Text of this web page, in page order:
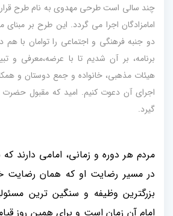
چند سالی است طرحی مهدوی به نام طرح
امامزادگان اجرا می گردد. این طرح بر
دو جنبه فرهنگی و اجتماعی را توامان با هم
برنامه، بر آن شدیم تا با عرضه،معرفی و
هیئات مذهبی، خانواده و جمع دوستان و
اجرای آن دعوت کنیم. امید که مقبول حضرت
گیرد.
مردم هر دوره و زمانی، امامی دارند که
در مسیر رضایت او که همان رضایت
بزرگترین وظیفه و سنگین ترین
امام آن زمان است و برای همین روز